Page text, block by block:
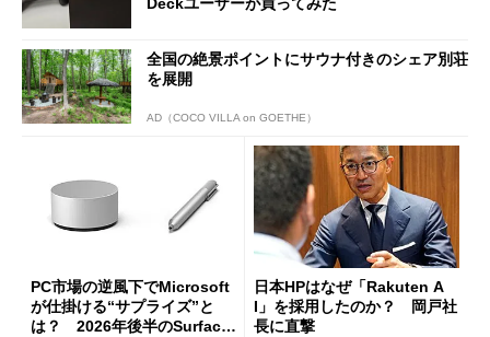
全国の絶景ポイントにサウナ付きのシェア別荘
を展開
AD（COCO VILLA on GOETHE）
PC市場の逆風下でMicrosoft
が仕掛ける“サプライズ”と
は？ 2026年後半のSurface
日本HPはなぜ「Rakuten A
I」を採用したのか？ 岡戸社
長に直撃